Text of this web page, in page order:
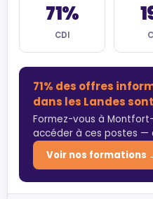
71%
CDI
71% des offres
dans les Landes
Formez-vous à
accéder à ces postes —
Voir nos formations